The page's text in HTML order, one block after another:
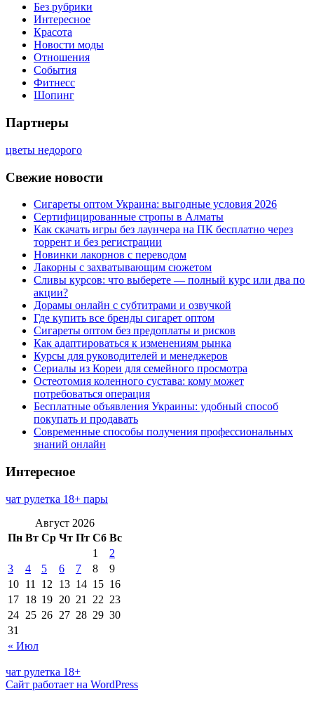
Без рубрики
Интересное
Красота
Новости моды
Отношения
События
Фитнесс
Шопинг
Партнеры
цветы недорого
Свежие новости
Сигареты оптом Украина: выгодные условия 2026
Сертифицированные стропы в Алматы
Как скачать игры без лаунчера на ПК бесплатно через
торрент и без регистрации
Новинки лакорнов с переводом
Лакорны с захватывающим сюжетом
Сливы курсов: что выберете — полный курс или два по
акции?
Дорамы онлайн с субтитрами и озвучкой
Где купить все бренды сигарет оптом
Сигареты оптом без предоплаты и рисков
Как адаптироваться к изменениям рынка
Курсы для руководителей и менеджеров
Сериалы из Кореи для семейного просмотра
Остеотомия коленного сустава: кому может
потребоваться операция
Бесплатные объявления Украины: удобный способ
покупать и продавать
Современные способы получения профессиональных
знаний онлайн
Интересное
чат рулетка 18+ пары
Август 2026
Пн Вт Ср Чт Пт Сб Вс
« Июл
1
2
3
4 5 6 7 8
9
10 11 12 13 14 15 16
17 18 19 20 21 22 23
24 25 26 27 28 29 30
31
чат рулетка 18+
Сайт работает на WordPress